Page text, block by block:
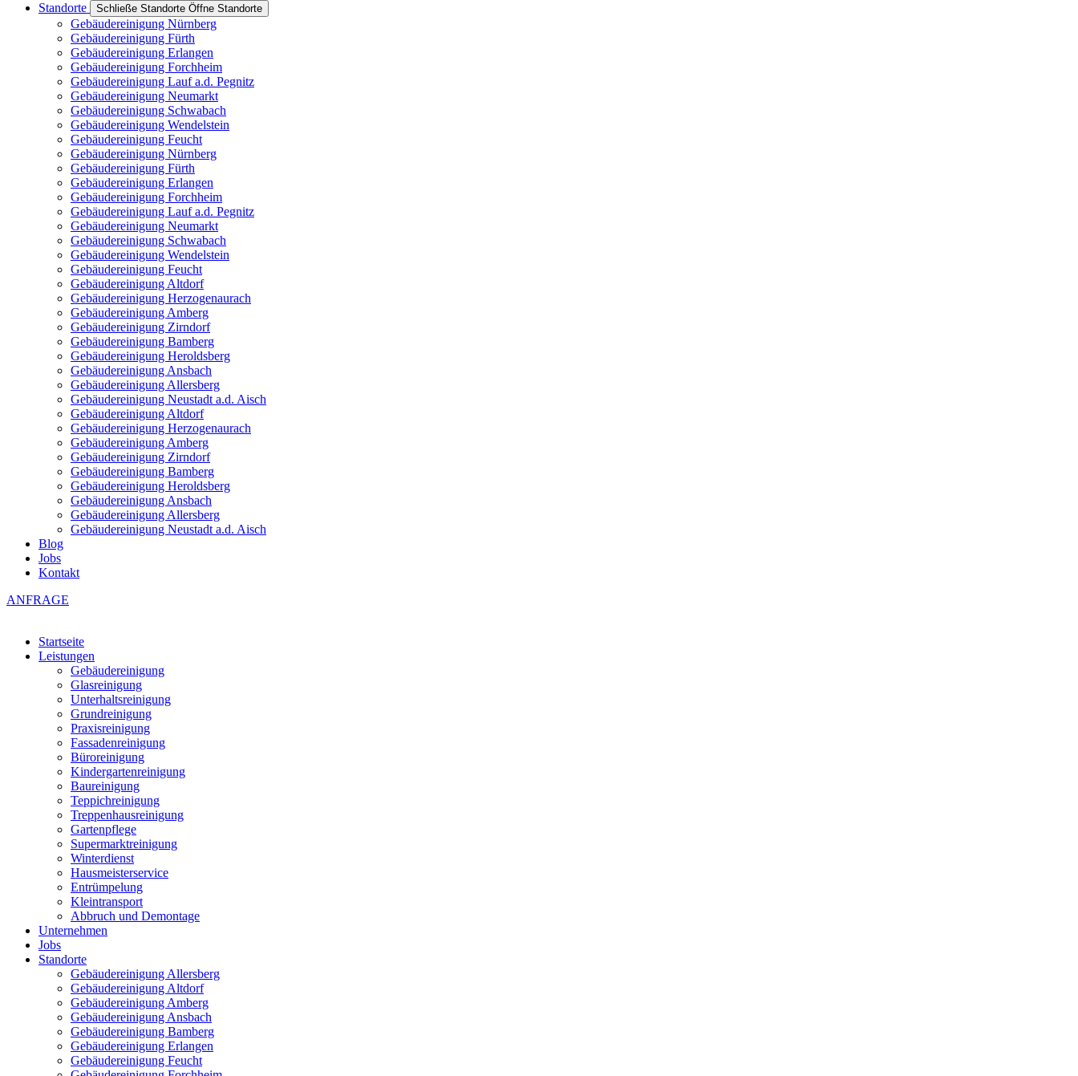
Standorte
Schließe Standorte Öffne Standorte
Gebäudereinigung Nürnberg
Gebäudereinigung Fürth
Gebäudereinigung Erlangen
Gebäudereinigung Forchheim
Gebäudereinigung Lauf a.d. Pegnitz
Gebäudereinigung Neumarkt
Gebäudereinigung Schwabach
Gebäudereinigung Wendelstein
Gebäudereinigung Feucht
Gebäudereinigung Nürnberg
Gebäudereinigung Fürth
Gebäudereinigung Erlangen
Gebäudereinigung Forchheim
Gebäudereinigung Lauf a.d. Pegnitz
Gebäudereinigung Neumarkt
Gebäudereinigung Schwabach
Gebäudereinigung Wendelstein
Gebäudereinigung Feucht
Gebäudereinigung Altdorf
Gebäudereinigung Herzogenaurach
Gebäudereinigung Amberg
Gebäudereinigung Zirndorf
Gebäudereinigung Bamberg
Gebäudereinigung Heroldsberg
Gebäudereinigung Ansbach
Gebäudereinigung Allersberg
Gebäudereinigung Neustadt a.d. Aisch
Gebäudereinigung Altdorf
Gebäudereinigung Herzogenaurach
Gebäudereinigung Amberg
Gebäudereinigung Zirndorf
Gebäudereinigung Bamberg
Gebäudereinigung Heroldsberg
Gebäudereinigung Ansbach
Gebäudereinigung Allersberg
Gebäudereinigung Neustadt a.d. Aisch
Blog
Jobs
Kontakt
ANFRAGE
Startseite
Leistungen
Gebäudereinigung
Glasreinigung
Unterhaltsreinigung
Grundreinigung
Praxisreinigung
Fassadenreinigung
Büroreinigung
Kindergartenreinigung
Baureinigung
Teppichreinigung
Treppenhausreinigung
Gartenpflege
Supermarktreinigung
Winterdienst
Hausmeisterservice
Entrümpelung
Kleintransport
Abbruch und Demontage
Unternehmen
Jobs
Standorte
Gebäudereinigung Allersberg
Gebäudereinigung Altdorf
Gebäudereinigung Amberg
Gebäudereinigung Ansbach
Gebäudereinigung Bamberg
Gebäudereinigung Erlangen
Gebäudereinigung Feucht